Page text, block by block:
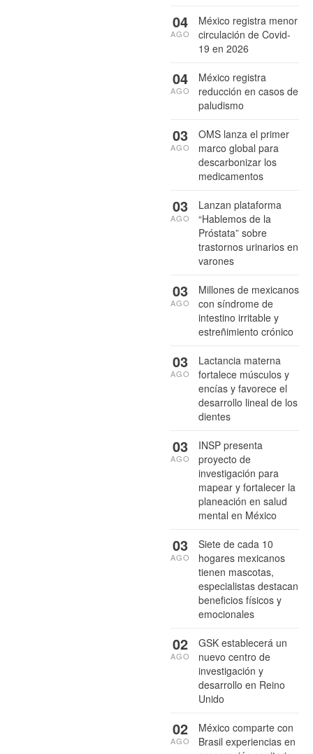
México registra menor
circulación de Covid-
19 en 2026
04
AGO
México registra
reducción en casos de
paludismo
04
AGO
OMS lanza el primer
marco global para
descarbonizar los
medicamentos
03
AGO
Lanzan plataforma
“Hablemos de la
Próstata” sobre
trastornos urinarios en
varones
03
AGO
Millones de mexicanos
con síndrome de
intestino irritable y
estreñimiento crónico
03
AGO
Lactancia materna
fortalece músculos y
encías y favorece el
desarrollo lineal de los
dientes
03
AGO
INSP presenta
proyecto de
investigación para
mapear y fortalecer la
planeación en salud
mental en México
03
AGO
Siete de cada 10
hogares mexicanos
tienen mascotas,
especialistas destacan
beneficios físicos y
emocionales
03
AGO
GSK establecerá un
nuevo centro de
investigación y
desarrollo en Reino
Unido
02
AGO
México comparte con
Brasil experiencias en
02
AGO